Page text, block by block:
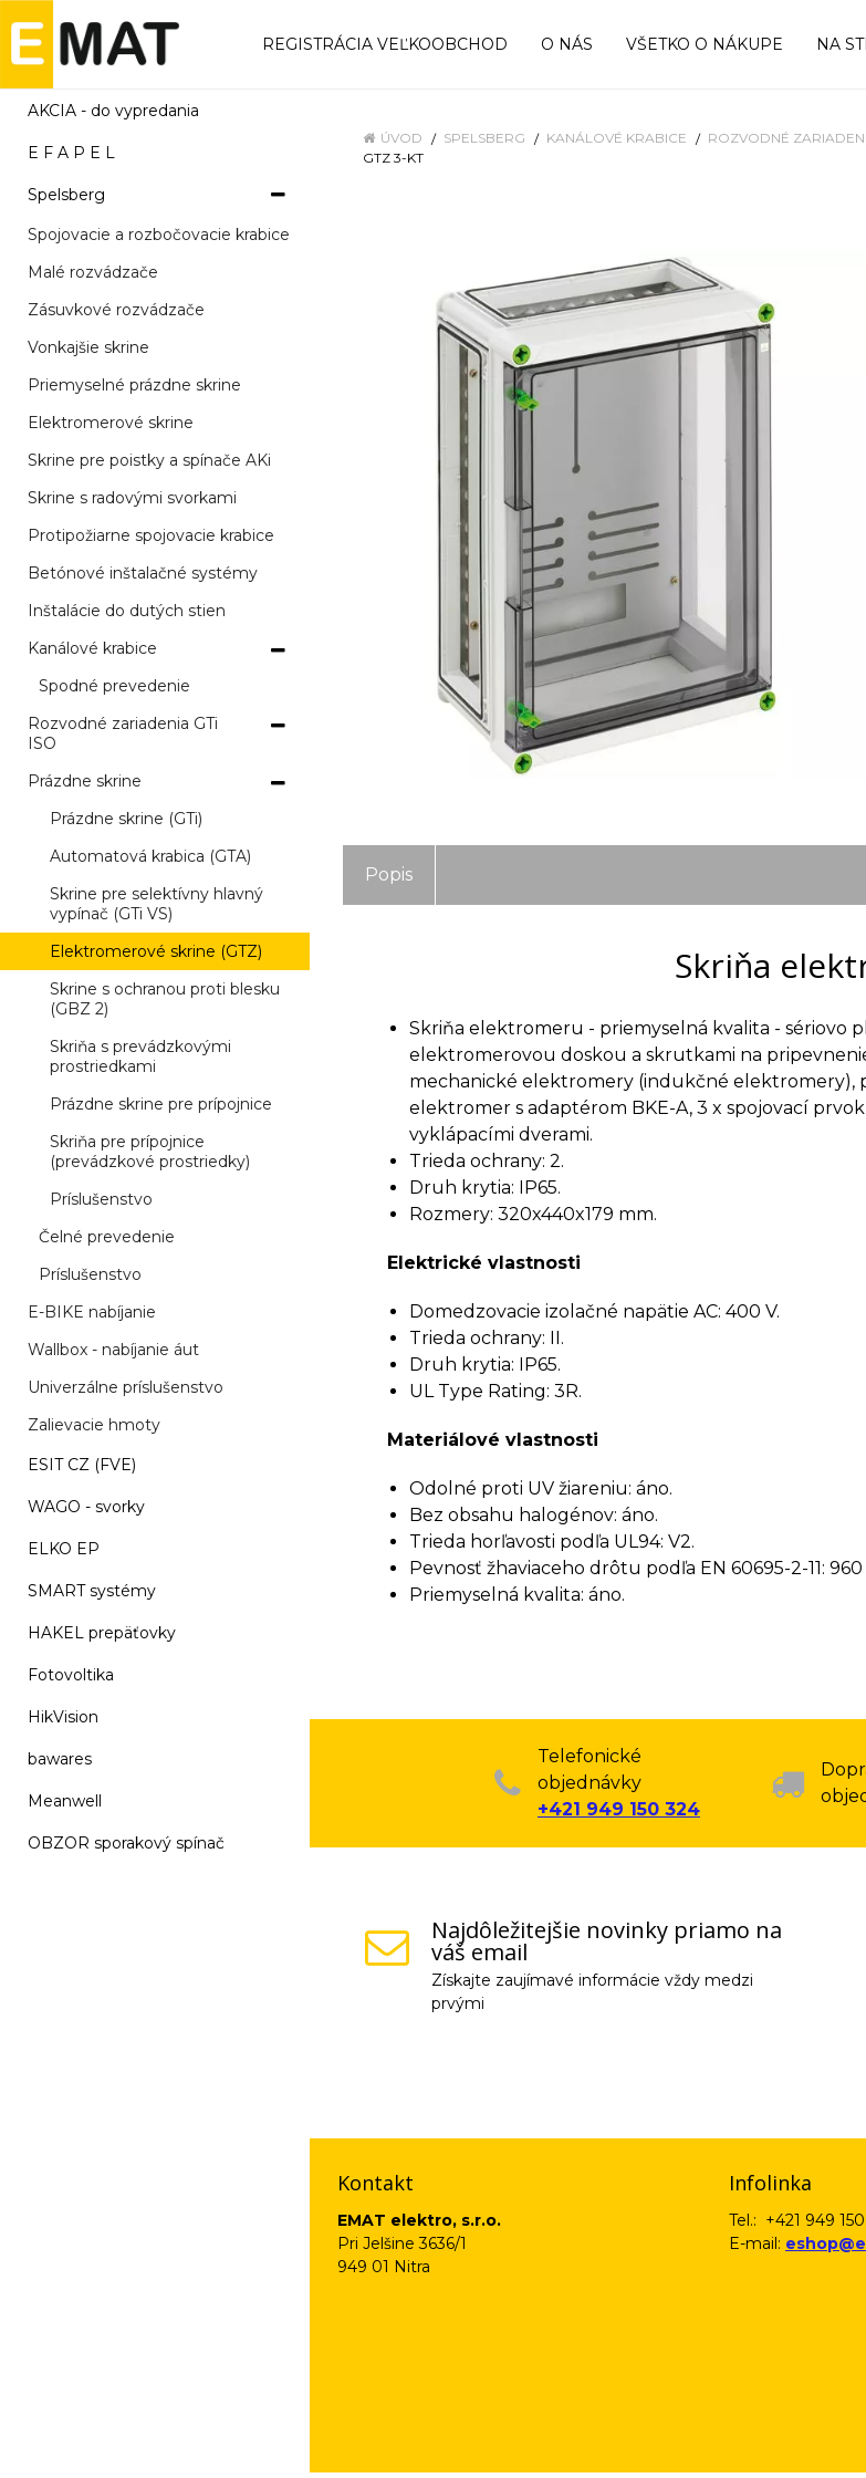
REGISTRÁCIA VEĽKOOBCHOD O NÁS VŠETKO O NÁKUPE NA
AKCIA - do vypredania
E F A P E L
Spelsberg
Spojovacie a rozbočovacie krabice
Malé rozvádzače
Zásuvkové rozvádzače
Vonkajšie skrine
Priemyselné prázdne skrine
Elektromerové skrine
Skrine pre poistky a spínače AKi
Skrine s radovými svorkami
Protipožiarne spojovacie krabice
Betónové inštalačné systémy
Inštalácie do dutých stien
Kanálové krabice
Spodné prevedenie
Rozvodné zariadenia GTi
ISO
Prázdne skrine
Prázdne skrine (GTi)
Automatová krabica (GTA)
Skrine pre selektívny hlavný
vypínač (GTi VS)
Elektromerové skrine (GTZ)
Skrine s ochranou proti blesku
(GBZ 2)
Skriňa s prevádzkovými
prostriedkami
Prázdne skrine pre prípojnice
Skriňa pre prípojnice
(prevádzkové prostriedky)
Príslušenstvo
Čelné prevedenie
Príslušenstvo
E-BIKE nabíjanie
Wallbox - nabíjanie áut
Univerzálne príslušenstvo
Zalievacie hmoty
ESIT CZ (FVE)
WAGO - svorky
ELKO EP
SMART systémy
HAKEL prepäťovky
Fotovoltika
HikVision
bawares
Meanwell
OBZOR sporakový spínač
ÚVOD SPELSBERG KANÁLOVÉ KRABICE ROZVODNÉ
GTZ 3-KT
Popis
Skriňa
Skriňa elektromeru - priemyselná kvalita - sériovo
elektromerovou doskou a skrutkami na
mechanické elektromery (indukčné elektromery),
elektromer s adaptérom BKE-A, 3 x spojovací
vyklápacími dverami.
Trieda ochrany: 2.
Druh krytia: IP65.
Rozmery: 320x440x179 mm.
Elektrické vlastnosti
Domedzovacie izolačné napätie AC: 400 V.
Trieda ochrany: II.
Druh krytia: IP65.
UL Type Rating: 3R.
Materiálové vlastnosti
Odolné proti UV žiareniu: áno.
Bez obsahu halogénov: áno.
Trieda horľavosti podľa UL94: V2.
Pevnosť žhaviaceho drôtu podľa EN 60695-2-11: 960
Priemyselná kvalita: áno.
Telefonické
objednávky
+421 949 150 324
Najdôležitejšie novinky priamo na
váš email
Získajte zaujímavé informácie vždy medzi
prvými
Kontakt
EMAT elektro, s.r.o.
Pri Jelšine 3636/1
949 01 Nitra
Infolinka
Tel.: +421 949
E-mail: